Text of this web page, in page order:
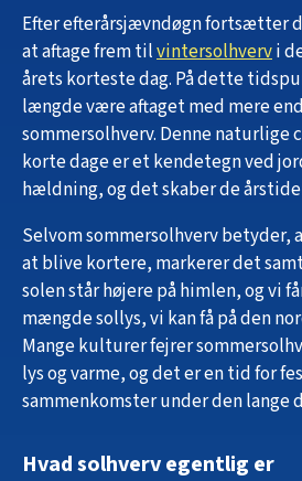
Efter efterårsjævndøgn fortsætter
at aftage frem tilvintersolhvervi
årets korteste dag. På dette
længde være aftaget med mere
sommersolhverv. Denne naturlige
korte dage er et kendetegn ved
hældning, og det skaber de
Selvom sommersolhverv betyder,
at blive kortere, markerer det
solen står højere på himlen, og vi
mængde sollys, vi kan få på den
Mange kulturer fejrer
lys og varme, og det er en tid for
sammenkomster under den lange
Hvad solhverv egentlig er